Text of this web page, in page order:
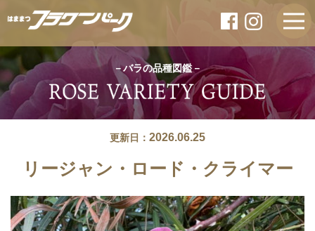
－バラの品種図鑑－
更新日： 2026.06.25
リージャン・ロード・クライマー